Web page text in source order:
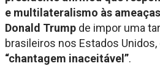
e multilateralismo às
Donald Trump de impor uma
brasileiros nos Estados Unidos,
“chantagem inaceitável”.